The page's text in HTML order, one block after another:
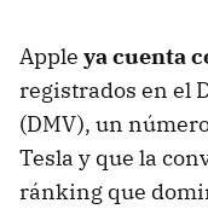
Apple ya cuenta
registrados en el
(DMV), un
Tesla y que la
ránking que